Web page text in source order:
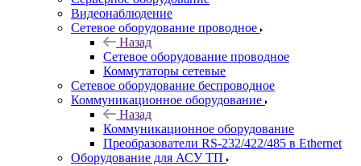
Видеонаблюдение
Сетевое оборудование проводное
Назад
Сетевое оборудование проводное
Коммутаторы сетевые
Сетевое оборудование беспроводное
Коммуникационное оборудование
Назад
Коммуникационное оборудование
Преобразователи RS-232/422/485 в Ethernet
Оборудование для АСУ ТП